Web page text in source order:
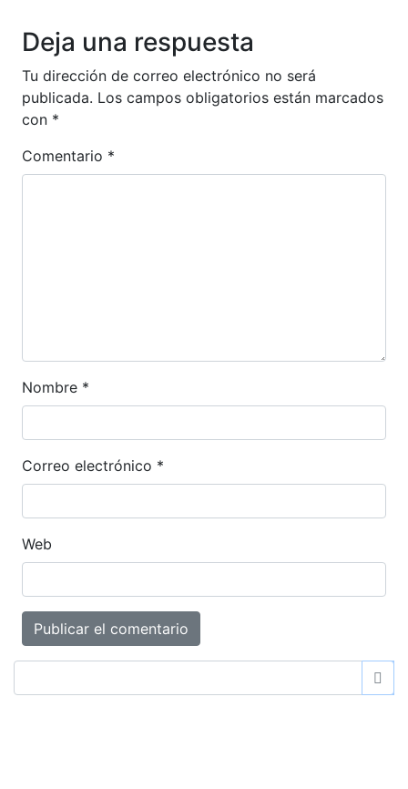
Deja una respuesta
Tu dirección de correo electrónico no será
publicada. Los campos obligatorios están marcados
con *
Comentario *
Nombre *
Correo electrónico *
Web